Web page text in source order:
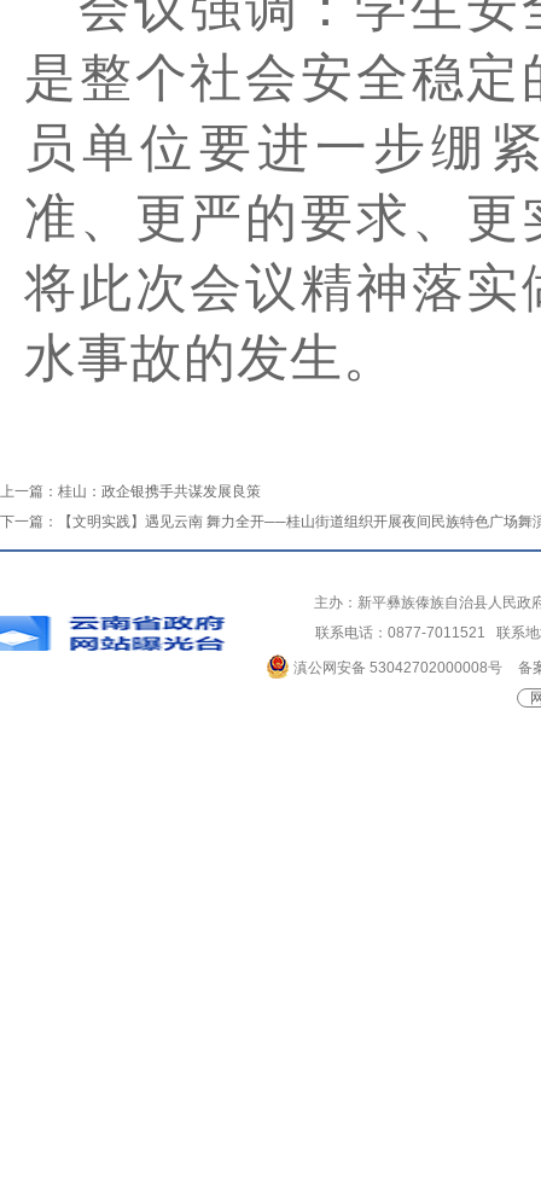
是整个社会安全稳
员单位要进一步绷
准、更严的要求、
将此次会议精神落
水事故的发生。
上一篇： 桂山：政企银携手共谋发展良策
下一篇：
【文明实践】遇见云南 舞力全开──桂山街道组织开展夜间民族特色广场舞
主办：新平彝族傣族自治县人民
联系电话：0877-7011521 联系
滇公网安备 53042702000008号
备